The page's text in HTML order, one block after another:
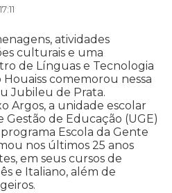
atividades
culturais e uma
de Línguas e Tecnologia
comemorou nessa
Jubileu de Prata.
Argos, a unidade escolar
de Educação (UGE)
Escola da Gente
nos últimos 25 anos
em seus cursos de
e Italiano, além de